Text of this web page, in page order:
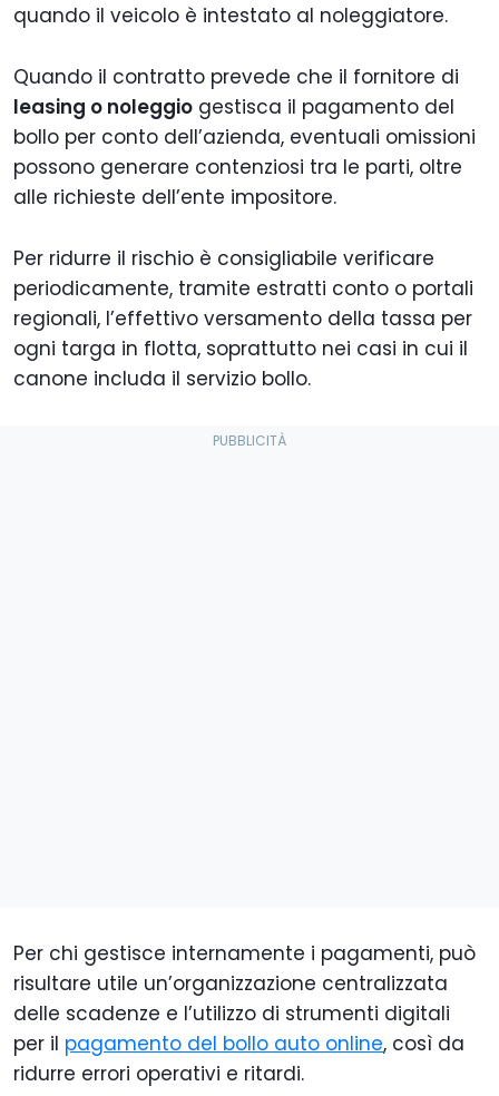
quando il veicolo è intestato al noleggiatore.
Quando il contratto prevede che il fornitore di
leasing o noleggio gestisca il pagamento del
bollo per conto dell’azienda, eventuali omissioni
possono generare contenziosi tra le parti, oltre
alle richieste dell’ente impositore.
Per ridurre il rischio è consigliabile verificare
periodicamente, tramite estratti conto o portali
regionali, l’effettivo versamento della tassa per
ogni targa in flotta, soprattutto nei casi in cui il
canone includa il servizio bollo.
Per chi gestisce internamente i pagamenti, può
risultare utile un’organizzazione centralizzata
delle scadenze e l’utilizzo di strumenti digitali
per il pagamento del bollo auto online, così da
ridurre errori operativi e ritardi.